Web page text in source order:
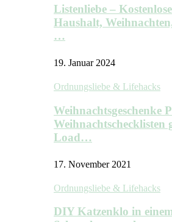
Listenliebe –
Haushalt,
…
19. Januar 2024
Ordnungsliebe & Lifehacks
Weihnachtsgeschenke
Weihnachtschecklisten
Load…
17. November 2021
Ordnungsliebe & Lifehacks
DIY Katzenklo in